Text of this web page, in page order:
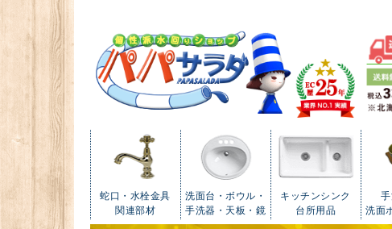
蛇口・水栓金具
関連部材
洗面台・ボウル・
手洗器・天板・鏡
キッチンシンク
台所用品
手
洗面